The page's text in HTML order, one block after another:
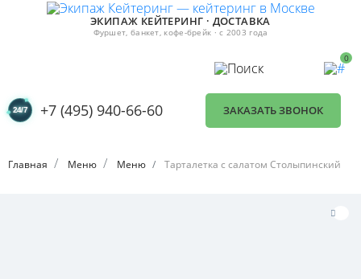
ЭКИПАЖ КЕЙТЕРИНГ · ДОСТАВКА
Фуршет, банкет, кофе-брейк · с 2003 года
0
+7 (495) 940-66-60 ЗАКАЗАТЬ ЗВОНОК
Главная Меню Меню Тарталетка с салатом Столыпинский